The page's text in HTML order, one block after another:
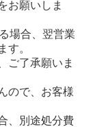
お願いしま
場合、翌営業
す。
ご了承願いま
ので、お客様
、別途処分費